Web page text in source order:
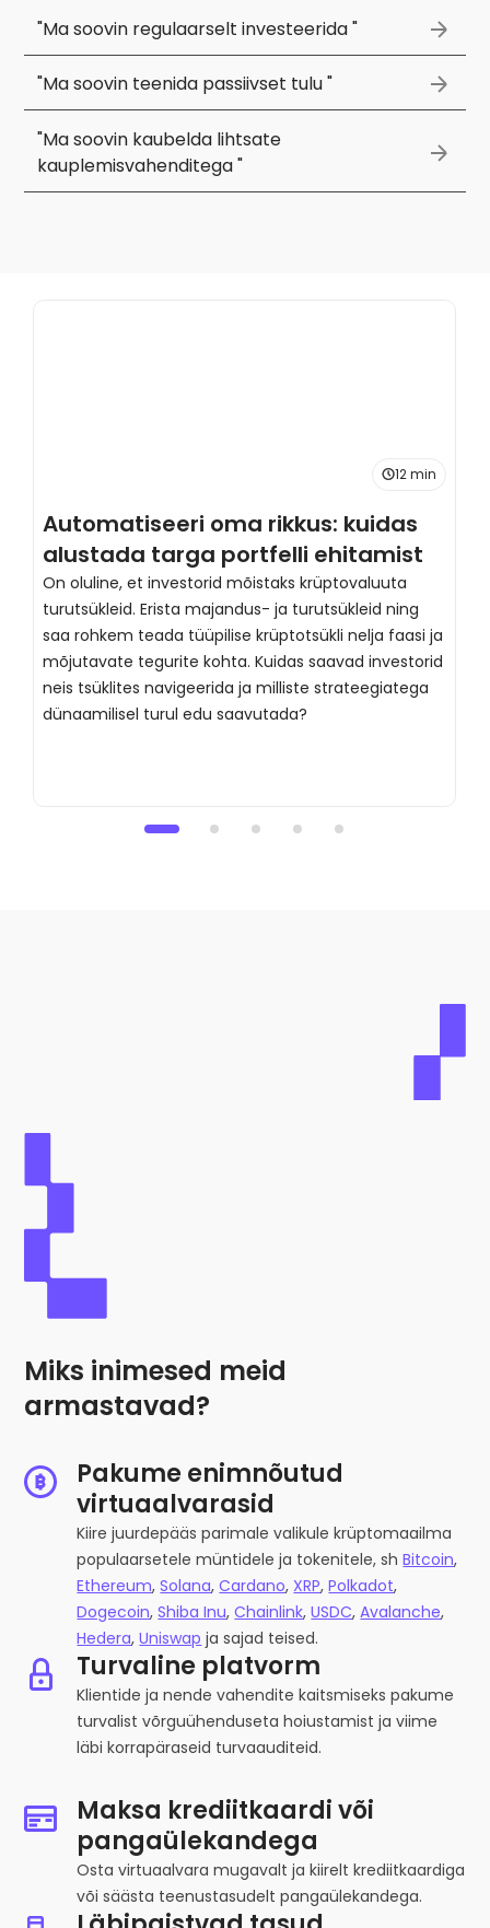
"Ma soovin regulaarselt investeerida "
"Ma soovin teenida passiivset tulu "
"Ma soovin kaubelda lihtsate
kauplemisvahenditega "
12 min
Automatiseeri oma rikkus: kuidas
alustada targa portfelli ehitamist
On oluline, et investorid mõistaks krüptovaluuta
turutsükleid. Erista majandus- ja turutsükleid ning
saa rohkem teada tüüpilise krüptotsükli nelja faasi ja
mõjutavate tegurite kohta. Kuidas saavad investorid
neis tsüklites navigeerida ja milliste strateegiatega
dünaamilisel turul edu saavutada?
Miks inimesed meid
armastavad?
Pakume enimnõutud
virtuaalvarasid
Kiire juurdepääs parimale valikule krüptomaailma
populaarsetele müntidele ja tokenitele, shBitcoin,
Ethereum,Solana,Cardano, XRP,Polkadot,
Dogecoin,Shiba Inu,Chainlink,USDC,Avalanche,
Hedera,Uniswap ja sajad teised.
Turvaline platvorm
Klientide ja nende vahendite kaitsmiseks pakume
turvalist võrguühenduseta hoiustamist ja viime
läbi korrapäraseid turvaauditeid.
Maksa krediitkaardi või
pangaülekandega
Osta virtuaalvara mugavalt ja kiirelt krediitkaardiga
või säästa teenustasudelt pangaülekandega.